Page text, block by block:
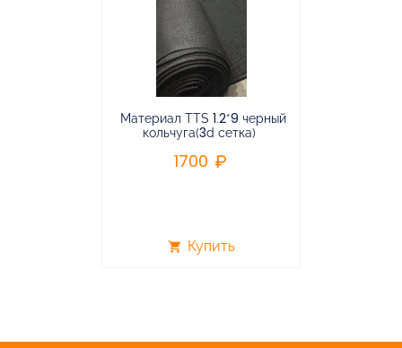
Материал TTS 1.2*9 черный
кольчуга(3d сетка)
1700
shopping_cart Купить